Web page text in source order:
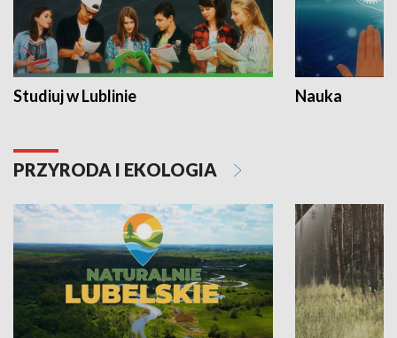
Studiuj w Lublinie Nauka
PRZYRODA I EKOLOGIA